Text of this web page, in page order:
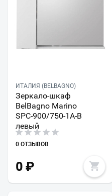
ИТАЛИЯ (BELBAGNO)
Зеркало-шкаф
BelBagno Marino
SPC-900/750-1A-B
левый
0 ОТЗЫВОВ
0 ₽